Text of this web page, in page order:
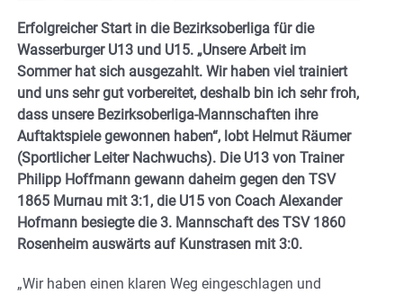
Erfolgreicher Start in die Bezirksoberliga für die
Wasserburger U13 und U15. „Unsere Arbeit im
Sommer hat sich ausgezahlt. Wir haben viel trainiert
und uns sehr gut vorbereitet, deshalb bin ich sehr froh,
dass unsere Bezirksoberliga-Mannschaften ihre
Auftaktspiele gewonnen haben“, lobt Helmut Räumer
(Sportlicher Leiter Nachwuchs). Die U13 von Trainer
Philipp Hoffmann gewann daheim gegen den TSV
1865 Murnau mit 3:1, die U15 von Coach Alexander
Hofmann besiegte die 3. Mannschaft des TSV 1860
Rosenheim auswärts auf Kunstrasen mit 3:0.
„Wir haben einen klaren Weg eingeschlagen und